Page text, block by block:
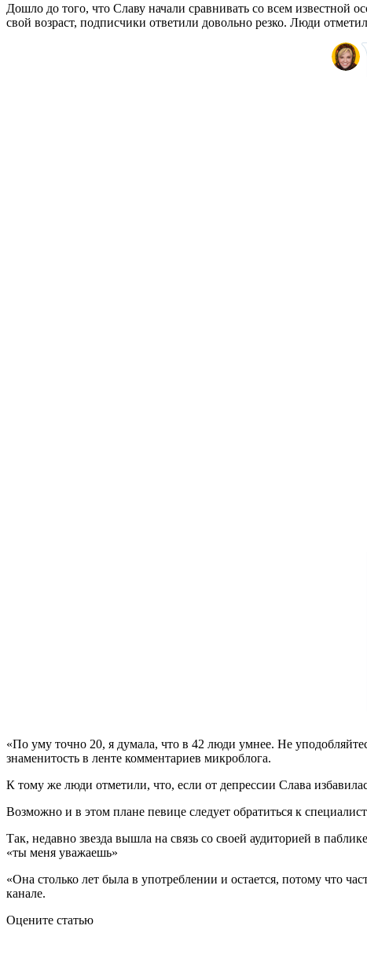
Дошло до того, что Славу начали сравнивать со всем известной
свой возраст, подписчики ответили довольно резко. Люди
«По уму точно 20, я думала, что в 42 люди умнее. Не
знаменитость в ленте комментариев микроблога.
К тому же люди отметили, что, если от депрессии Слава
Возможно и в этом плане певице следует обратиться к
Так, недавно звезда вышла на связь со своей аудиторией в
«ты меня уважаешь»
«Она столько лет была в употреблении и остается, потому что
канале.
Оцените статью